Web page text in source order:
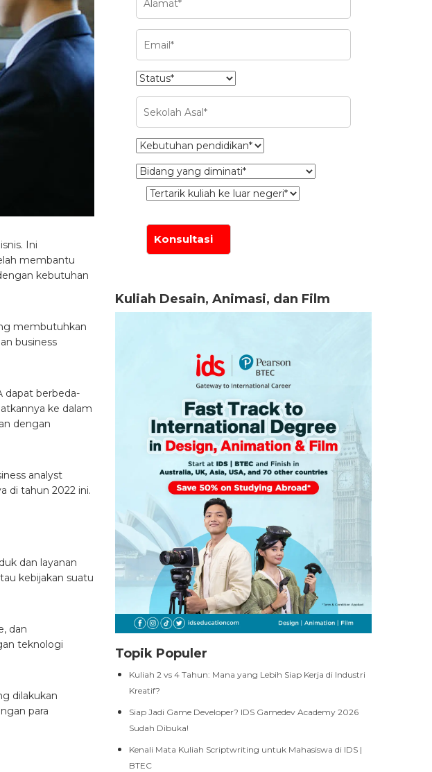
Ini
membantu
kebutuhan
membutuhkan
business
dapat berbeda-
ke dalam
dengan
analyst
di tahun 2022 ini.
dan layanan
kebijakan suatu
dan
teknologi
dilakukan
para
Kuliah Desain, Animasi, dan Film
Topik Populer
Kuliah 2 vs 4 Tahun: Mana yang Lebih Siap Kerja di Industri
Kreatif?
Siap Jadi Game Developer? IDS Gamedev Academy 2026
Sudah Dibuka!
Kenali Mata Kuliah Scriptwriting untuk Mahasiswa di IDS |
BTEC